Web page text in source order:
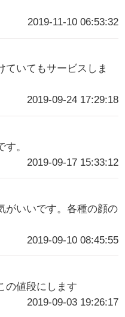
2019-11-10 06:53:32
ていてもサービスしま
2019-09-24 17:29:18
。
2019-09-17 15:33:12
がいいです。各種の顔の
2019-09-10 08:45:55
の値段にします
2019-09-03 19:26:17